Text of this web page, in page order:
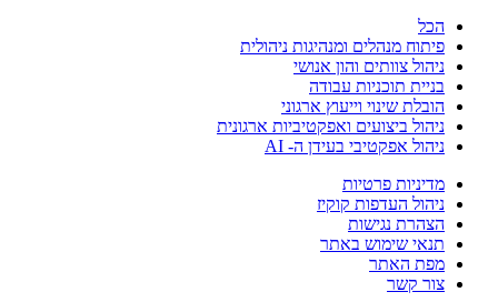
הכל
פיתוח מנהלים ומנהיגות ניהולית
ניהול צוותים והון אנושי
בניית תוכניות עבודה
הובלת שינוי וייעוץ ארגוני
ניהול ביצועים ואפקטיביות ארגונית
ניהול אפקטיבי בעידן ה- AI
מדיניות פרטיות
ניהול העדפות קוקיז
הצהרת נגישות
תנאי שימוש באתר
מפת האתר
צור קשר